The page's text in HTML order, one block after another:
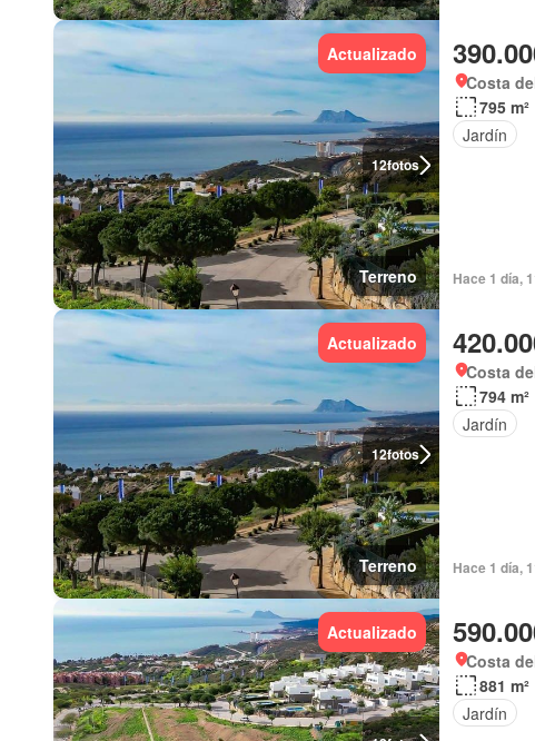
12fotos
Actualizado
Terreno
Costa
795 m²
Jardín
Hace 1 día,
12fotos
Actualizado
Terreno
Costa
794 m²
Jardín
Hace 1 día,
Actualizado
Costa
881 m²
Jardín